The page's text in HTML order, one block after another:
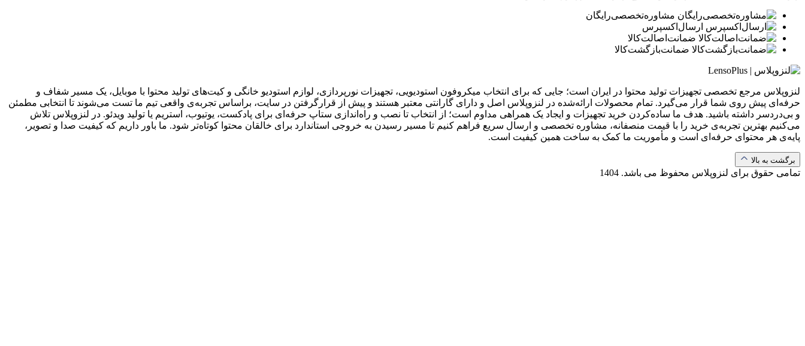
مشاوره‌تخصصی‌رایگان
ارسال‌اکسپرس
ضمانت‌اصالت‌کالا
ضمانت‌بازگشت‌کالا
لنزوپلاس مرجع تخصصی تجهیزات تولید محتوا در ایران است؛ جایی که برای انتخاب میکروفون استودیویی، تجهیزات نورپردازی، لوازم استودیو خانگی و کیت‌های تولید محتوا با موبایل، یک مسیر شفاف و
حرفه‌ای پیش روی شما قرار می‌گیرد. تمام محصولات ارائه‌شده در لنزوپلاس اصل و دارای گارانتی معتبر هستند و پیش از قرارگرفتن در سایت، براساس تجربه‌ی واقعی تیم ما تست می‌شوند تا انتخابی مطمئن
و بی‌دردسر داشته باشید. هدف ما ساده‌کردن خرید تجهیزات و ایجاد یک همراهی مداوم است؛ از انتخاب تا نصب و راه‌اندازی ستاپ حرفه‌ای برای پادکست، یوتیوب، استریم یا تولید ویدئو. در لنزوپلاس تلاش
می‌کنیم بهترین تجربه‌ی خرید را با قیمت منصفانه، مشاوره تخصصی و ارسال سریع فراهم کنیم تا مسیر رسیدن به خروجی استاندارد برای خالقان محتوا کوتاه‌تر شود. ما باور داریم که کیفیت صدا و تصویر،
پایه‌ی هر محتوای حرفه‌ای است و مأموریت ما کمک به ساخت همین کیفیت است.
برگشت به بالا
تمامی حقوق برای لنزوپلاس محفوظ می باشد. 1404